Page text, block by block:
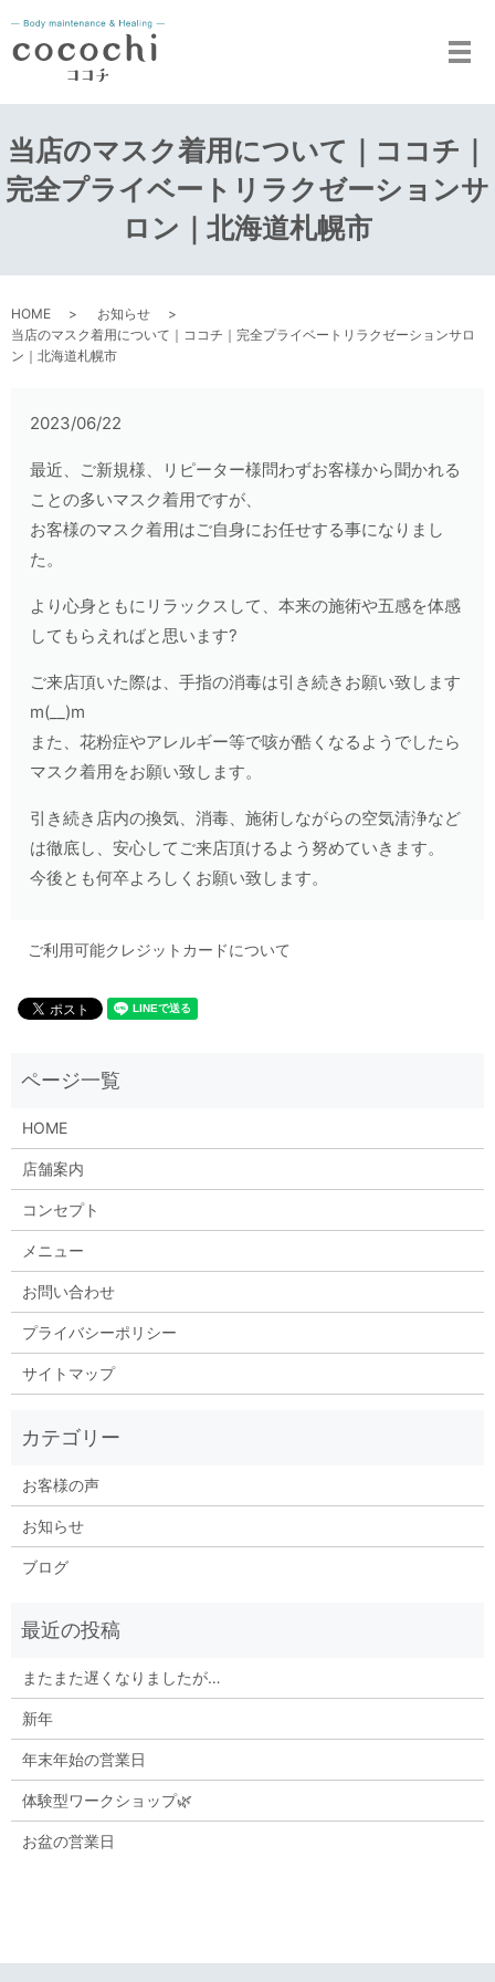
メ
当店のマスク着用について｜ココチ｜
完全プライベートリラクゼーションサ
ロン｜北海道札幌市
HOME
お知らせ
当店のマスク着用について｜ココチ｜完全プライベートリラクゼーションサロ
ン｜北海道札幌市
2023/06/22
最近、ご新規様、リピーター様問わずお客様から聞かれる
ことの多いマスク着用ですが、
お客様のマスク着用はご自身にお任せする事になりまし
た。
より心身ともにリラックスして、本来の施術や五感を体感
してもらえればと思います?
ご来店頂いた際は、手指の消毒は引き続きお願い致します
m(__)m
また、花粉症やアレルギー等で咳が酷くなるようでしたら
マスク着用をお願い致します。
引き続き店内の換気、消毒、施術しながらの空気清浄など
は徹底し、安心してご来店頂けるよう努めていきます。
今後とも何卒よろしくお願い致します。
ご利用可能クレジットカードについて
HOME
店舗案内
コンセプト
メニュー
お問い合わせ
プライバシーポリシー
サイトマップ
お客様の声
お知らせ
ブログ
またまた遅くなりましたが…
新年
年末年始の営業日
体験型ワークショップ🌿
お盆の営業日